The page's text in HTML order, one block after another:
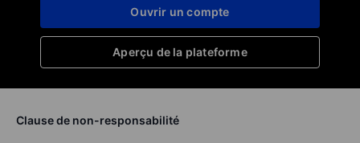
Aperçu de la plateforme
Ouvrir un compte
Clause de non-responsabilité